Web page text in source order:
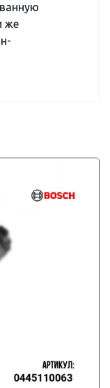
же